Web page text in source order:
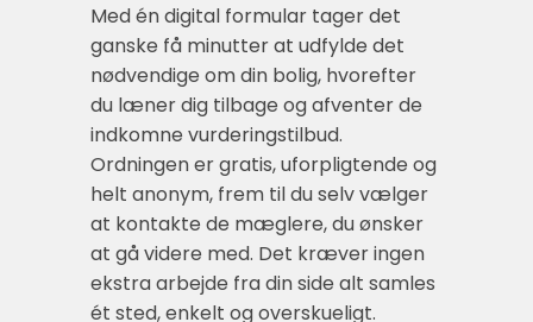
Med én digital formular tager det
ganske få minutter at udfylde det
nødvendige om din bolig, hvorefter
du læner dig tilbage og afventer de
indkomne vurderingstilbud.
Ordningen er gratis, uforpligtende og
helt anonym, frem til du selv vælger
at kontakte de mæglere, du ønsker
at gå videre med. Det kræver ingen
ekstra arbejde fra din side alt samles
ét sted, enkelt og overskueligt.